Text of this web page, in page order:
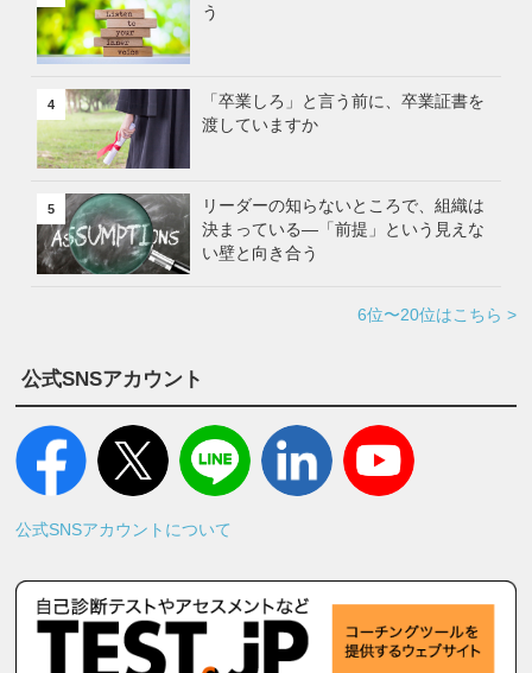
う
4
「卒業しろ」と言う前に、卒業証書を
渡していますか
5
リーダーの知らないところで、組織は
決まっている―「前提」という見えな
い壁と向き合う
6位〜20位はこちら >
公式SNSアカウント
公式SNSアカウントについて